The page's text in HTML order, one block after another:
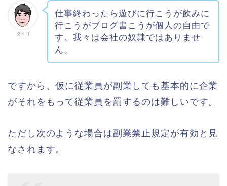
ダイゴ
仕事終わったら遊びに行こうが飲みに
行こうがブログ書こうが個人の自由で
す。我々は会社の奴隷ではありませ
ん。
ですから、仮に従業員が副業しても基本的に企業
がそれをもって従業員を罰するのは難しいです。
ただし次のような場合は副業禁止規定が有効と見
なされます。